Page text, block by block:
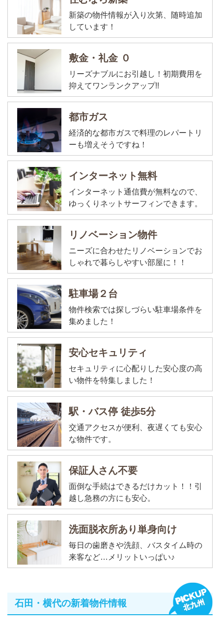
新築の物件情報が入り次第、随時追加
しています！
敷金・礼金 ０
リーズナブルにお引越し！初期費用を
抑えてワンランクアップ!!
都市ガス
経済的な都市ガスで料理のレパートリ
ーも増えそうですね！
インターネット無料
インターネット通信費が無料なので、
ゆっくりネットサーフィンできます。
リノベーション物件
ニーズに合わせたリノベーションでお
しゃれで暮らしやすい部屋に！！
駐車場２台
物件検索では探しづらい駐車場条件を
集めました！
安心セキュリティ
セキュリティに心配りした安心度の高
い物件を特集しました！
駅・バス停 徒歩5分
交通アクセスが便利、夜遅くても安心
な物件です。
保証人さん不要
面倒な手続はできるだけカット！！引
越し急務の方にも安心。
洗面脱衣所あり単身向け
毎日の歯磨きや洗顔、バスタイム時の
来客など…メリットいっぱい♪
石田・横代の新着物件情報